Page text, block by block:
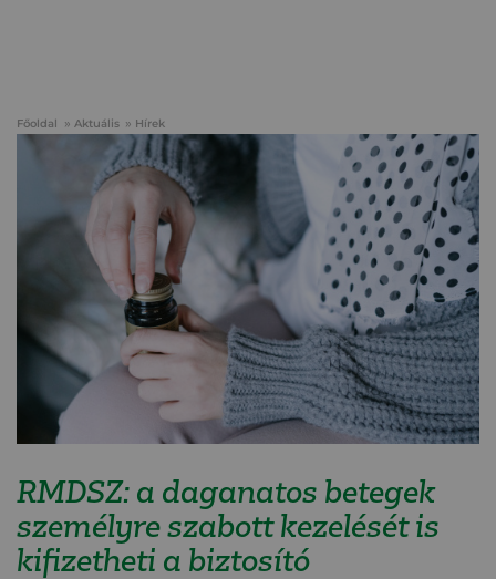
Főoldal Aktuális Hírek
RMDSZ: a daganatos betegek
személyre szabott kezelését is
kifizetheti a biztosító